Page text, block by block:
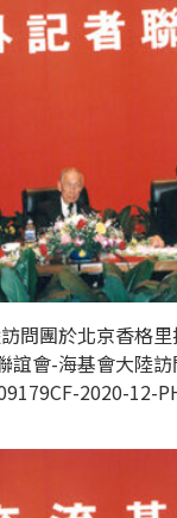
問團於北京香格
誼會-海基會大陸
2020-12-